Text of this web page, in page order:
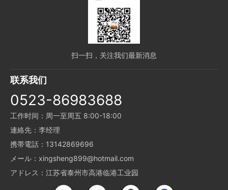
扫一扫，关注我们最新消息
联系我们
0523-86983688
工作时间：周一至周五 8:00-18:00
連絡先：李经理
携帯電話：13142869696
メール：xingsheng899@hotmail.com
アドレス：江苏省泰州市高港临港工业园